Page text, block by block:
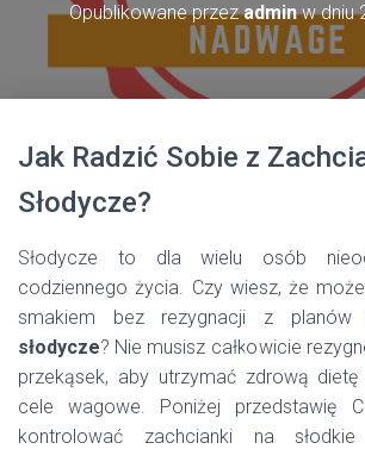
Opublikowane przezadminw dniu
Jak Radzić Sobie z
Słodycze?
Słodycze to dla wielu osób
codziennego życia. Czy wiesz, że
smakiem bez rezygnacji z planów
słodycze? Nie musisz całkowicie
przekąsek, aby utrzymać zdrową
cele wagowe. Poniżej przedstawię
kontrolować zachcianki na